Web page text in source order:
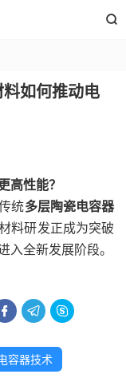

如何推动电
高性能？
统多层陶瓷电容器
料研发正成为突破
全新发展阶段。
  
容器技术